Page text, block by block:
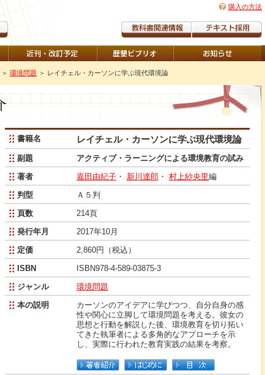
購入の方法
＞ 環境問題 ＞ レイチェル・カーソンに学ぶ現代環境論
書籍名 レイチェル・カーソンに学ぶ現代環境論
副題
アクティブ・ラーニングによる環境教育の試み
著者
嘉田由紀子 ・ 新川達郎 ・ 村上紗央里編
判型
Ａ５判
頁数
214頁
発行年月
2017年10月
定価
2,860円（税込）
ISBN
ISBN978-4-589-03875-3
ジャンル
環境問題
本の説明
カーソンのアイデアに学びつつ、自分自身の感
性や関心に立脚して環境問題を考える。彼女の
思想と行動を解説した後、環境教育を切り拓い
てきた執筆者による多角的なアプローチを示
し、実際に行われた教育実践の結果を考察。